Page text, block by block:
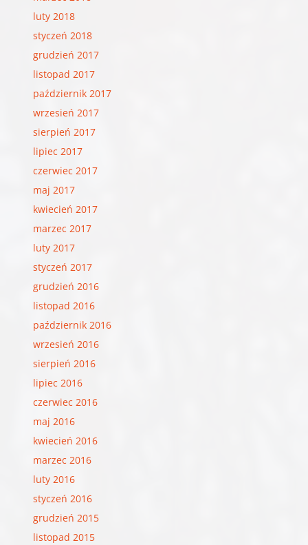
luty 2018
styczeń 2018
grudzień 2017
listopad 2017
październik 2017
wrzesień 2017
sierpień 2017
lipiec 2017
czerwiec 2017
maj 2017
kwiecień 2017
marzec 2017
luty 2017
styczeń 2017
grudzień 2016
listopad 2016
październik 2016
wrzesień 2016
sierpień 2016
lipiec 2016
czerwiec 2016
maj 2016
kwiecień 2016
marzec 2016
luty 2016
styczeń 2016
grudzień 2015
listopad 2015